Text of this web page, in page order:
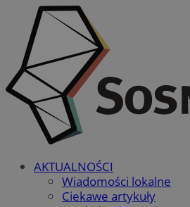
AKTUALNOŚCI
Wiadomości lokalne
Ciekawe artykuły